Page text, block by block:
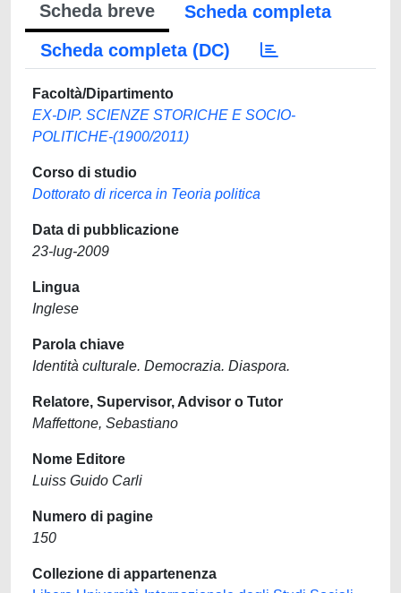
Scheda breve
Scheda completa
Scheda completa (DC)
Facoltà/Dipartimento
EX-DIP. SCIENZE STORICHE E SOCIO-
POLITICHE-(1900/2011)
Corso di studio
Dottorato di ricerca in Teoria politica
Data di pubblicazione
23-lug-2009
Lingua
Inglese
Parola chiave
Identità culturale. Democrazia. Diaspora.
Relatore, Supervisor, Advisor o Tutor
Maffettone, Sebastiano
Nome Editore
Luiss Guido Carli
Numero di pagine
150
Collezione di appartenenza